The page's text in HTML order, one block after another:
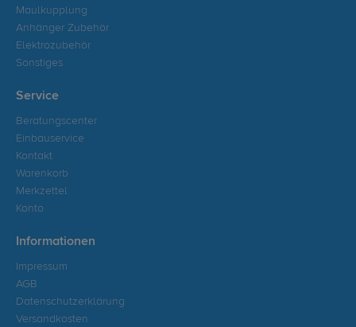
Maulkupplung
Anhänger Zubehör
Elektrozubehör
Sonstiges
Service
Beratungscenter
Einbauservice
Kontakt
Warenkorb
Merkzettel
Konto
Informationen
Impressum
AGB
Datenschutzerklärung
Versandkosten